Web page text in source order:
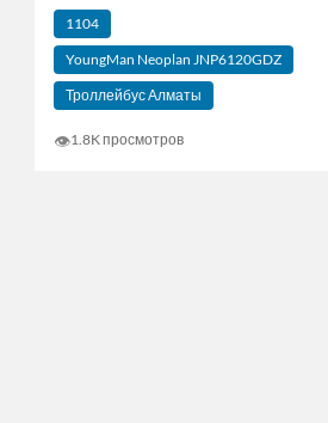
1104
YoungMan Neoplan JNP6120GDZ
Троллейбус Алматы
👁1.8K просмотров